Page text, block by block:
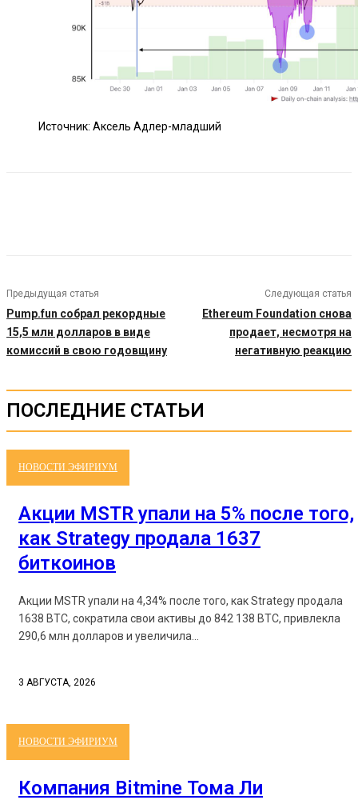
Источник: Аксель Адлер-младший
Предыдущая статья
Pump.fun собрал рекордные
15,5 млн долларов в виде
комиссий в свою годовщину
Следующая статья
Ethereum Foundation снова
продает, несмотря на
негативную реакцию
ПОСЛЕДНИЕ СТАТЬИ
НОВОСТИ ЭФИРИУМ
Акции MSTR упали на 5% после того,
как Strategy продала 1637
биткоинов
Акции MSTR упали на 4,34% после того, как Strategy продала
1638 BTC, сократила свои активы до 842 138 BTC, привлекла
290,6 млн долларов и увеличила...
3 АВГУСТА, 2026
НОВОСТИ ЭФИРИУМ
Компания Bitmine Тома Ли